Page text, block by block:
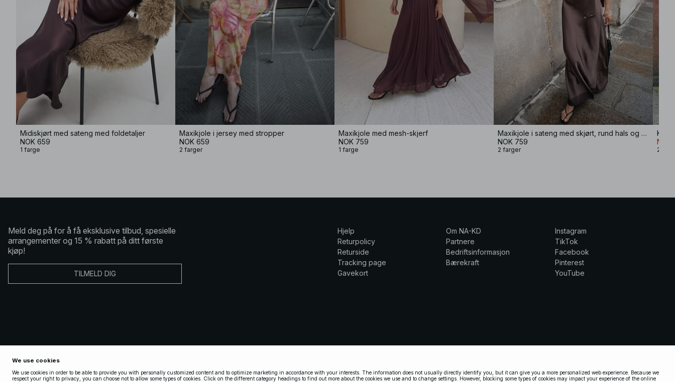
Midiskjørt med sateng med foldetaljer
NOK 659
1 farge
Maxikjole i jersey med stropper
NOK 659
2 farger
Maxikjole med mesh-skjerf
NOK 759
1 farge
Maxikjole i sateng med skjørt, rund hals og skaut
NOK 759
2 farger
NOK
2
Meld deg på for å få eksklusive tilbud, spesielle
arrangementer og 15 % rabatt på ditt første
kjøp!
TILMELD DIG
Hjelp
Returpolicy
Returside
Tracking page
Gavekort
Om NA-KD
Partnere
Bedriftsinformasjon
Bærekraft
Instagram
TikTok
Facebook
Pinterest
YouTube